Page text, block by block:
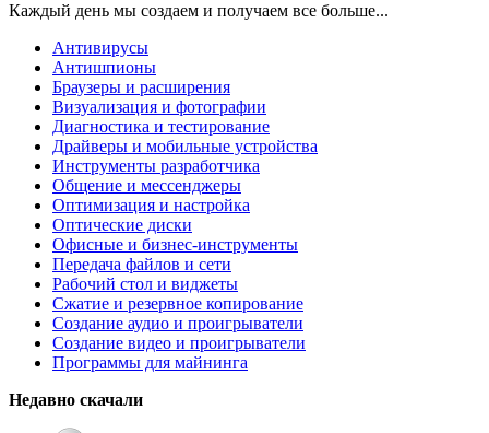
Каждый день мы создаем и получаем все больше...
Антивирусы
Антишпионы
Браузеры и расширения
Визуализация и фотографии
Диагностика и тестирование
Драйверы и мобильные устройства
Инструменты разработчика
Общение и мессенджеры
Оптимизация и настройка
Оптические диски
Офисные и бизнес-инструменты
Передача файлов и сети
Рабочий стол и виджеты
Сжатие и резервное копирование
Создание аудио и проигрыватели
Создание видео и проигрыватели
Программы для майнинга
Недавно скачали